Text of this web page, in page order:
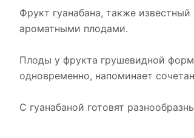
Фрукт гуанабана, также
ароматными плодами.
Плоды у фрукта грушевидной
одновременно, напоминает
С гуанабаной готовят